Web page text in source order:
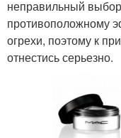
неправильный
противоположному
огрехи, поэтому к
отнестись серьезно.